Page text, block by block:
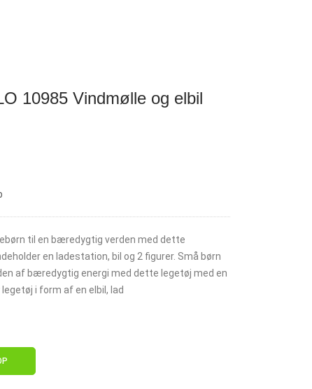
10985 Vindmølle og elbil
til en bæredygtig verden med dette
en ladestation, bil og 2 figurer. Små børn
af bæredygtig energi med dette legetøj med en
i form af en elbil, lad